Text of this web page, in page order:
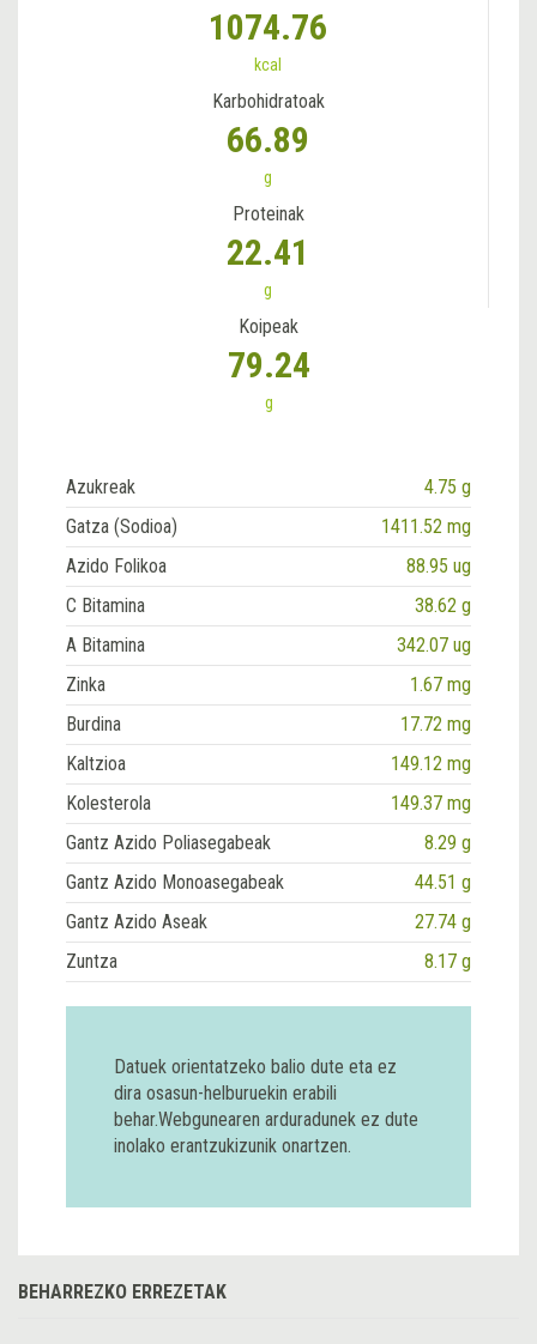
1074.76
kcal
Karbohidratoak
66.89
g
Proteinak
22.41
g
Koipeak
79.24
g
Azukreak
4.75 g
Gatza (Sodioa)
1411.52 mg
Azido Folikoa
88.95 ug
C Bitamina
38.62 g
A Bitamina
342.07 ug
Zinka
1.67 mg
Burdina
17.72 mg
Kaltzioa
149.12 mg
Kolesterola
149.37 mg
Gantz Azido Poliasegabeak
8.29 g
Gantz Azido Monoasegabeak
44.51 g
Gantz Azido Aseak
27.74 g
Zuntza
8.17 g
Datuek orientatzeko balio dute eta ez
dira osasun-helburuekin erabili
behar.Webgunearen arduradunek ez dute
inolako erantzukizunik onartzen.
BEHARREZKO ERREZETAK